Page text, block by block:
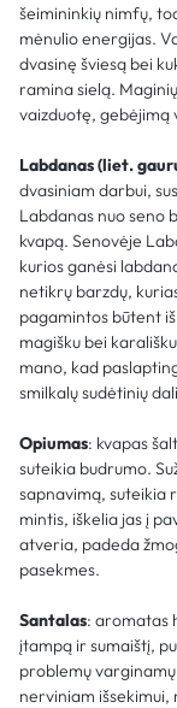
šeimininkių nimfų,
mėnulio energijas.
dvasinę šviesą bei
ramina sielą.
vaizduotę, gebėjimą
Labdanas (liet.
dvasiniam darbui,
Labdanas nuo seno
kvapą. Senovėje
kurios ganėsi
netikrų barzdų,
pagamintos būtent
magišku bei
mano, kad
smilkalų sudėtinių
Opiumas: kvapas
suteikia budrumo.
sapnavimą, suteikia
mintis, iškelia jas į
atveria, padeda
pasekmes.
Santalas: aromatas
įtampą ir sumaištį,
problemų
nerviniam išsekimui,